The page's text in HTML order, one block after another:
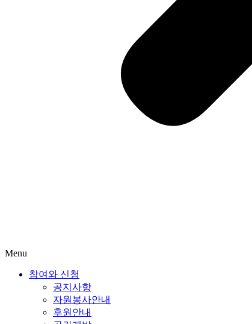
Menu
참여와 신청
공지사항
자원봉사안내
후원안내